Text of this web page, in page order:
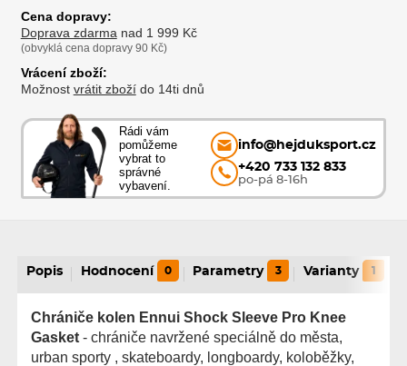
Cena dopravy:
Doprava zdarma nad 1 999 Kč
(obvyklá cena dopravy 90 Kč)
Vrácení zboží:
Možnost vrátit zbožído 14ti dnů
Rádi vám
pomůžeme
vybrat to
správné
vybavení.
info@hejduksport.cz
+420 733 132 833
po-pá 8-16h
Popis Hodnocení 0 Parametry 3 Varianty 1
Chrániče kolen Ennui Shock Sleeve Pro Knee
Gasket - chrániče navržené speciálně do města,
urban sporty , skateboardy, longboardy, koloběžky,